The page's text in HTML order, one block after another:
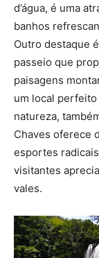
d’água, é uma
banhos
Outro destaque
passeio que
paisagens
um local
natureza,
Chaves oferece
esportes
visitantes
vales.